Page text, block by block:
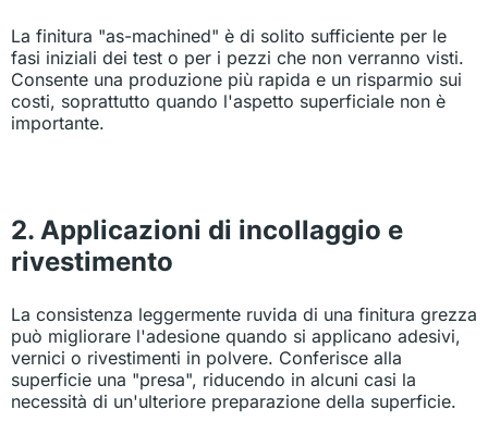
La finitura "as-machined" è di solito sufficiente per le
fasi iniziali dei test o per i pezzi che non verranno visti.
Consente una produzione più rapida e un risparmio sui
costi, soprattutto quando l'aspetto superficiale non è
importante.
2. Applicazioni di incollaggio e
rivestimento
La consistenza leggermente ruvida di una finitura grezza
può migliorare l'adesione quando si applicano adesivi,
vernici o rivestimenti in polvere. Conferisce alla
superficie una "presa", riducendo in alcuni casi la
necessità di un'ulteriore preparazione della superficie.